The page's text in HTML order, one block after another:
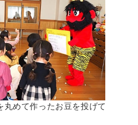
丸めて作ったお豆を投げて